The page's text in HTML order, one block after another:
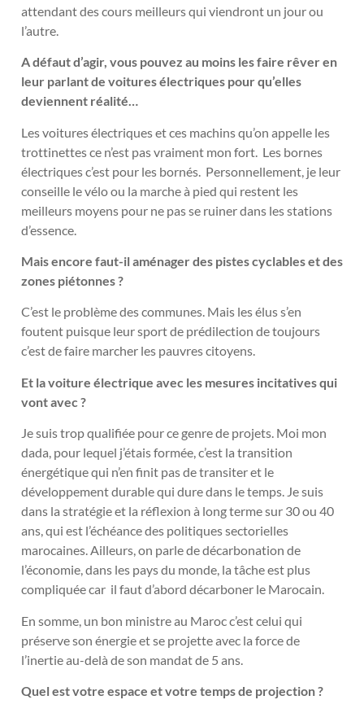
attendant des cours meilleurs qui viendront un jour ou
l’autre.
A défaut d’agir, vous pouvez au moins les faire rêver en
leur parlant de voitures électriques pour qu’elles
deviennent réalité…
Les voitures électriques et ces machins qu’on appelle les
trottinettes ce n’est pas vraiment mon fort. Les bornes
électriques c’est pour les bornés. Personnellement, je leur
conseille le vélo ou la marche à pied qui restent les
meilleurs moyens pour ne pas se ruiner dans les stations
d’essence.
Mais encore faut-il aménager des pistes cyclables et des
zones piétonnes ?
C’est le problème des communes. Mais les élus s’en
foutent puisque leur sport de prédilection de toujours
c’est de faire marcher les pauvres citoyens.
Et la voiture électrique avec les mesures incitatives qui
vont avec ?
Je suis trop qualifiée pour ce genre de projets. Moi mon
dada, pour lequel j’étais formée, c’est la transition
énergétique qui n’en finit pas de transiter et le
développement durable qui dure dans le temps. Je suis
dans la stratégie et la réflexion à long terme sur 30 ou 40
ans, qui est l’échéance des politiques sectorielles
marocaines. Ailleurs, on parle de décarbonation de
l’économie, dans les pays du monde, la tâche est plus
compliquée car il faut d’abord décarboner le Marocain.
En somme, un bon ministre au Maroc c’est celui qui
préserve son énergie et se projette avec la force de
l’inertie au-delà de son mandat de 5 ans.
Quel est votre espace et votre temps de projection ?